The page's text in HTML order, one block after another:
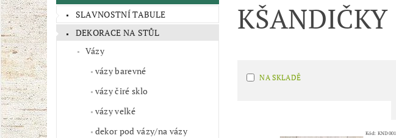
SLAVNOSTNÍ TABULE
DEKORACE NA STŮL
Vázy
vázy barevné
vázy čiré sklo
vázy velké
dekor pod vázy/na vázy
KŠANDIČKY
NA SKLADĚ
Kód: KND001